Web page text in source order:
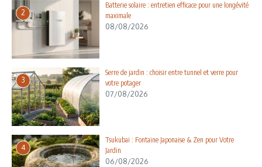
2
Batterie solaire : entretien efficace pour une longévité
maximale
08/08/2026
3
Serre de jardin : choisir entre tunnel et verre pour
votre potager
07/08/2026
4
Tsukubai : Fontaine Japonaise & Zen pour Votre
Jardin
06/08/2026